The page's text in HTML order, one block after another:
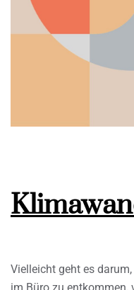
Vielleicht geht es